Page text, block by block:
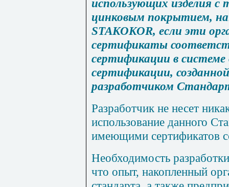
использующих изделия
цинковым покрытием,
STAKOKOR, если эти
сертификаты
сертификации в системе
сертификации,
разработчиком
Разработчик не несет
использование данного
имеющими сертификатов
Необходимость
что опыт, накопленный